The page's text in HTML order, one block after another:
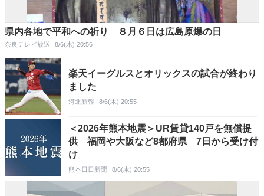
県内各地で平和への祈り ８月６日は広島原爆の日
奈良テレビ放送 8/6(木) 20:56
楽天イーグルスとオリックスの試合が終わり
ました
河北新報 8/6(木) 20:55
＜2026年熊本地震＞UR賃貸140戸を無償提
供 福岡や大阪など8都府県 7日から受け付
け
熊本日日新聞 8/6(木) 20:55